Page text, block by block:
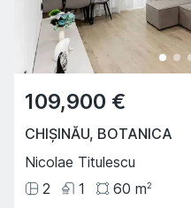
109,900 €
CHIȘINĂU, BOTANICA
Nicolae Titulescu
2
1 60 m2